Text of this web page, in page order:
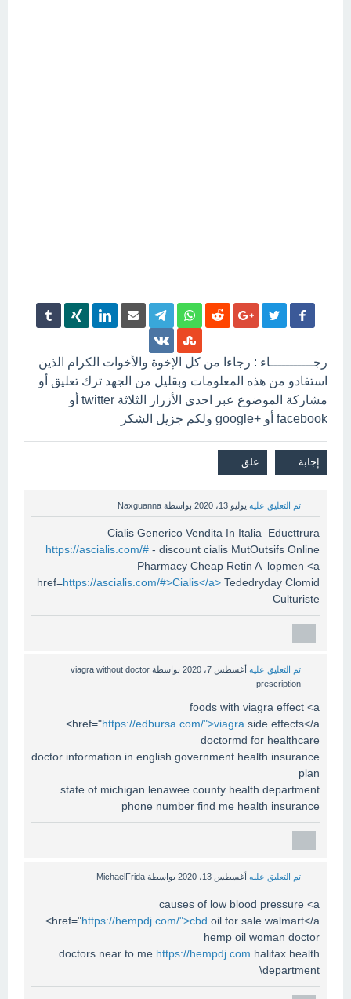
رجـــــــــــاء : رجاءا من كل الإخوة والأخوات الكرام الذين
استفادو من هذه المعلومات وبقليل من الجهد ترك تعليق أو
مشاركة الموضوع عبر احدى الأزرار الثلاثة twitter أو
facebook أو +google ولكم جزيل الشكر
تم التعليق عليه يوليو 13، 2020 بواسطة Naxguanna
Cialis Generico Vendita In Italia Educttrura
https://ascialis.com/# - discount cialis MutOutsifs Online
Pharmacy Cheap Retin A lopmen <a
href=https://ascialis.com/#>Cialis</a> Tededryday Clomid
Culturiste
تم التعليق عليه أغسطس 7، 2020 بواسطة viagra without doctor
prescription
foods with viagra effect <a
href="https://edbursa.com/">viagra side effects</a>
doctormd for healthcare
doctor information in english government health insurance
plan
state of michigan lenawee county health department
phone number find me health insurance
تم التعليق عليه أغسطس 13، 2020 بواسطة MichaelFrida
causes of low blood pressure <a
href="https://hempdj.com/">cbd oil for sale walmart</a>
hemp oil woman doctor
doctors near to me https://hempdj.com halifax health
department\